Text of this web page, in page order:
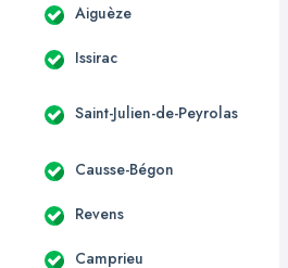
Aiguèze
Issirac
Saint-Julien-de-Peyrolas
Causse-Bégon
Revens
Camprieu